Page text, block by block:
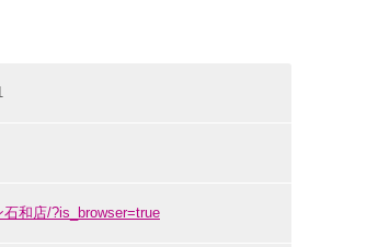
和店/?is_browser=true